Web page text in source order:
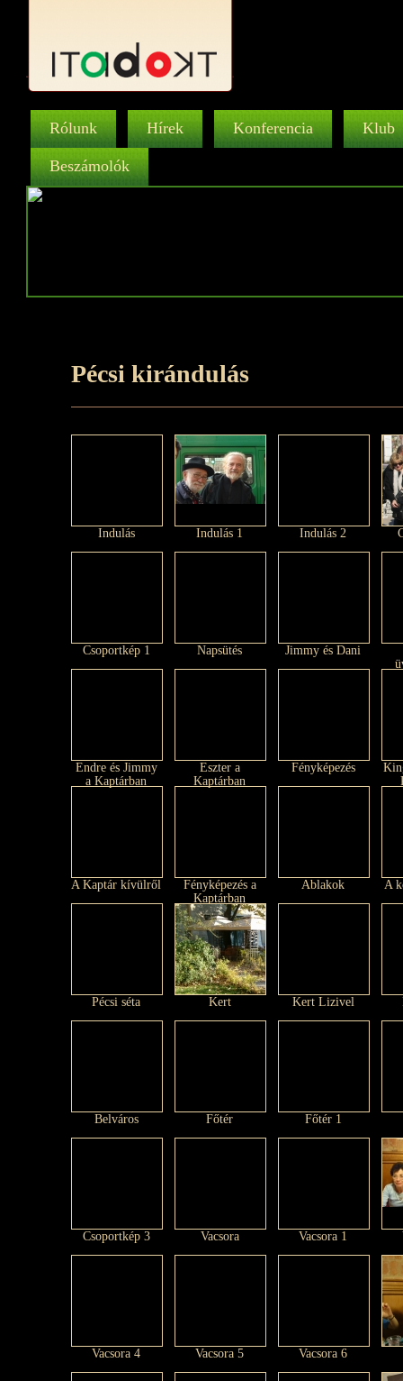
Rólunk Hírek Konferencia Klub
Beszámolók
Pécsi kirándulás
Indulás Indulás 1 Indulás 2
Csoportkép 1 Napsütés
Jimmy és Dani
Endre és Jimmy
a Kaptárban
Eszter a
Kaptárban
Fényképezés
A Kaptár kívülről
Fényképezés a
Kaptárban
Ablakok A
Pécsi séta Kert Kert Lizivel
Belváros Főtér Főtér 1
Csoportkép 3 Vacsora Vacsora 1
Vacsora 4 Vacsora 5 Vacsora 6